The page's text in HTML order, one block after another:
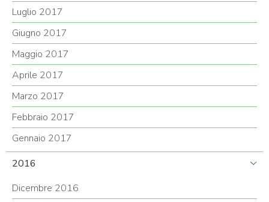
Luglio 2017
Giugno 2017
Maggio 2017
Aprile 2017
Marzo 2017
Febbraio 2017
Gennaio 2017
2016
Dicembre 2016